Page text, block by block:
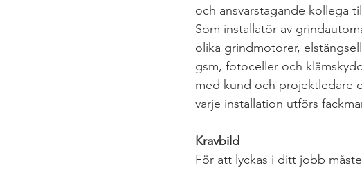
och ansvarstagande kollega
Som installatör av
olika grindmotorer,
gsm, fotoceller och
med kund och projektledare
varje installation utförs
Kravbild
För att lyckas i ditt jobb